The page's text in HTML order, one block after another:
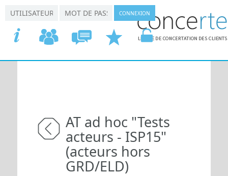
AT ad hoc "Tests
acteurs - ISP15"
(acteurs hors
GRD/ELD)